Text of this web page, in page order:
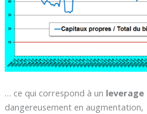
… ce qui correspond à un leverage
dangereusement en augmentation,